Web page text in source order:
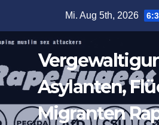
springen
Mi. Aug 5th, 2026
Asylanten,
Migranten